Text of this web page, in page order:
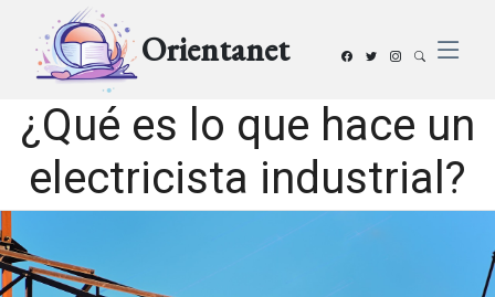
Orientanet
¿Qué es lo que hace un
electricista industrial?